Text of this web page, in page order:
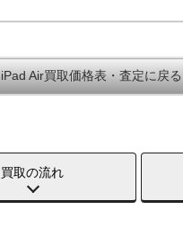
iPad Air買取価格表・査定に戻る
買取の流れ